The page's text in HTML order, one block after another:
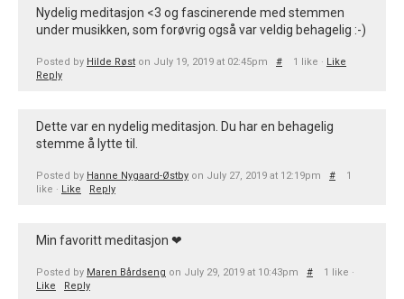
Nydelig meditasjon <3 og fascinerende med stemmen
under musikken, som forøvrig også var veldig behagelig :-)
Posted by Hilde Røst on July 19, 2019 at 02:45pm # 1 like · Like
Reply
Dette var en nydelig meditasjon. Du har en behagelig
stemme å lytte til.
Posted by Hanne Nygaard-Østby on July 27, 2019 at 12:19pm #
1
like · Like Reply
Min favoritt meditasjon ❤
Posted by Maren Bårdseng on July 29, 2019 at 10:43pm #
1 like ·
Like
Reply